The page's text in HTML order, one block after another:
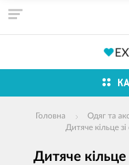
Головна Одяг та
Дитяче кільце
Дитяче кільце